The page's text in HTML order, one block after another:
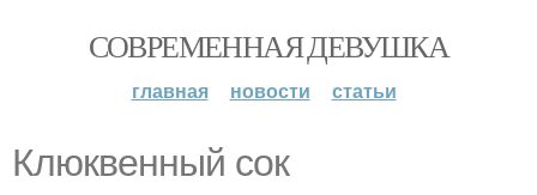
СОВРЕМЕННАЯ ДЕВУШКА
главная новости статьи
Клюквенный сок